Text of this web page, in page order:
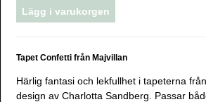
Tapet Confetti från Majvillan
Härlig fantasi och lekfullhet i tapeterna
design av Charlotta Sandberg. Passar